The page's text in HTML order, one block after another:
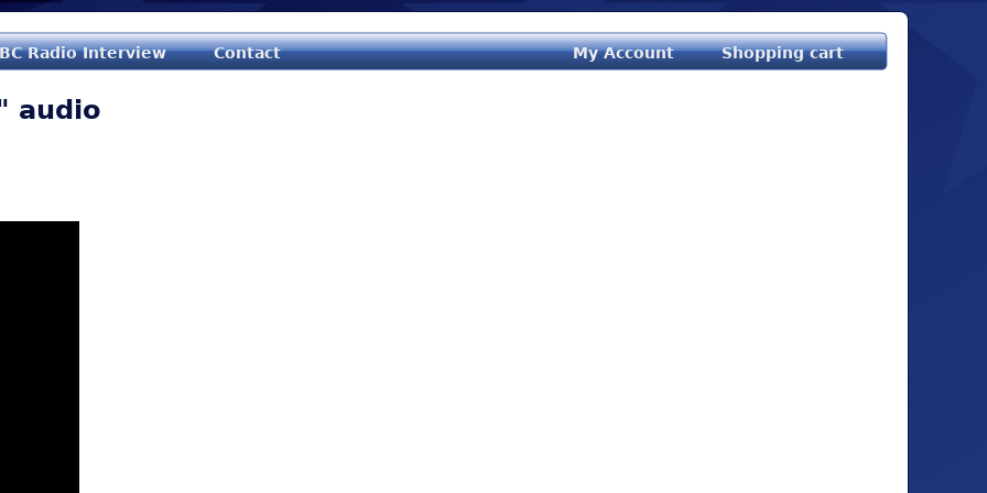
Radio Interview Contact My Account Shopping cart
audio